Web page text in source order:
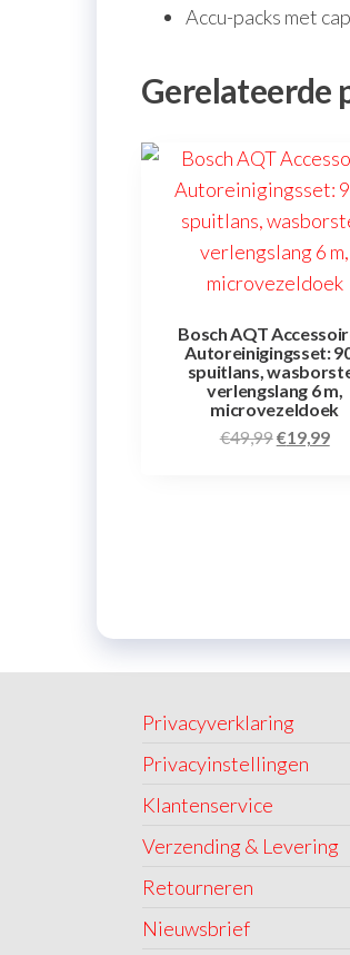
Accu-packs met
Gerelateerde
Bosch AQT
Autoreinigingsset:
spuitlans,
verlengslang 6 m,
microvezeldoek
€49,99€19,99
Privacyverklaring
Privacyinstellingen
Klantenservice
Verzending & Levering
Retourneren
Nieuwsbrief